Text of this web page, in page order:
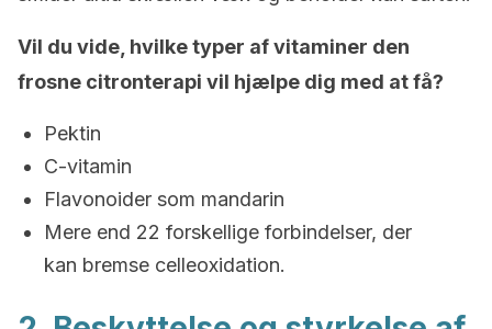
Vil du vide, hvilke typer af vitaminer den
frosne citronterapi vil hjælpe dig med at få?
Pektin
C-vitamin
Flavonoider som mandarin
Mere end 22 forskellige forbindelser, der
kan bremse celleoxidation.